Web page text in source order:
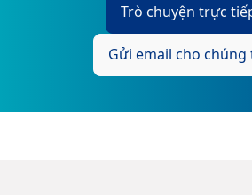
Trò chuyện trực
Gửi email cho chúng